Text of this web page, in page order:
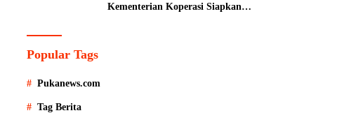
Kementerian Koperasi Siapkan
Popular Tags
Pukanews.com
Tag Berita